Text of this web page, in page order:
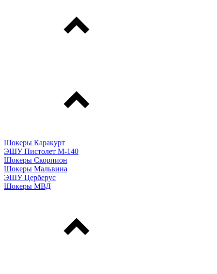
Шокеры Каракурт
ЭШУ Пистолет М-140
Шокеры Скорпион
Шокеры Мальвина
ЭШУ Церберус
Шокеры МВД